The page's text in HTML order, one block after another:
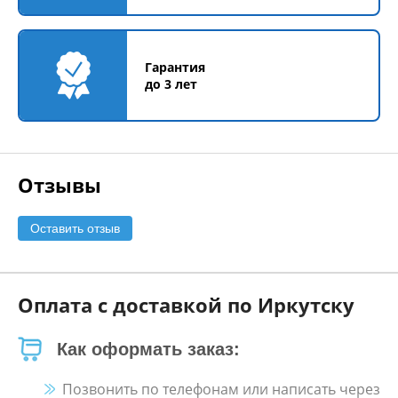
Гарантия
до 3 лет
Отзывы
Оставить отзыв
Оплата с доставкой по Иркутску
Как оформать заказ:
Позвонить по телефонам или написать через